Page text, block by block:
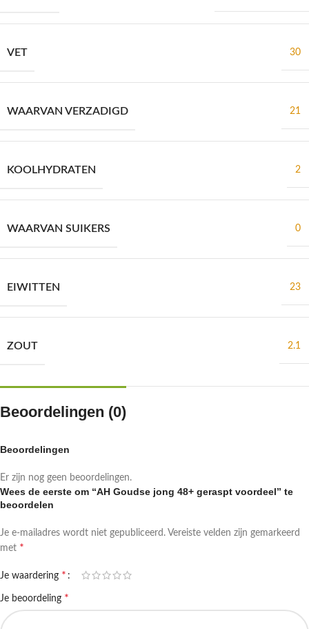
VET 30
WAARVAN VERZADIGD 21
KOOLHYDRATEN 2
WAARVAN SUIKERS 0
EIWITTEN 23
ZOUT 2.1
Beoordelingen (0)
Beoordelingen
Er zijn nog geen beoordelingen.
Wees de eerste om “AH Goudse jong 48+ geraspt voordeel” te
beoordelen
Je e-mailadres wordt niet gepubliceerd. Vereiste velden zijn gemarkeerd
met *
Je waardering *
Je beoordeling *